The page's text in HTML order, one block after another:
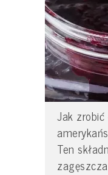
Jak
Ten
zagęszcza